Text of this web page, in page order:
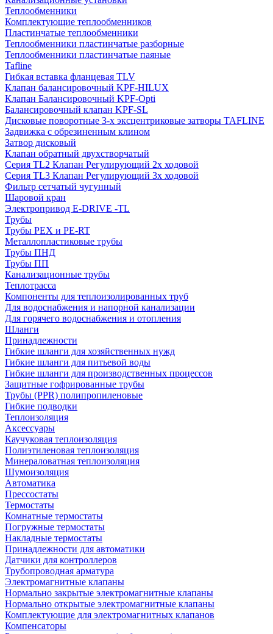
Теплообменники
Комплектующие теплообменников
Пластинчатые теплообменники
Теплообменники пластинчатые разборные
Теплообменники пластинчатые паяные
Tafline
Гибкая вставка фланцевая TLV
Клапан балансировочный KPF-HILUX
Клапан Балансировочный KPF-Opti
Балансировочный клапан KPF-SL
Дисковые поворотные 3-х эксцентриковые затворы TAFLINE
Задвижка с обрезиненным клином
Затвор дисковый
Клапан обратный двухстворчатый
Серия TL2 Клапан Регулирующий 2х ходовой
Серия TL3 Клапан Регулирующий 3х ходовой
Фильтр сетчатый чугунный
Шаровой кран
Электропривод E-DRIVE -TL
Трубы
Трубы PEX и PE-RT
Металлопластиковые трубы
Трубы ПНД
Трубы ПП
Канализационные трубы
Теплотрасса
Компоненты для теплоизолированных труб
Для водоснабжения и напорной канализации
Для горячего водоснабжения и отопления
Шланги
Принадлежности
Гибкие шланги для хозяйственных нужд
Гибкие шланги для питьевой воды
Гибкие шланги для производственных процессов
Защитные гофрированные трубы
Трубы (РРR) полипропиленовые
Гибкие подводки
Теплоизоляция
Аксессуары
Каучуковая теплоизоляция
Полиэтиленовая теплоизоляция
Минераловатная теплоизоляция
Шумоизоляция
Автоматика
Прессостаты
Термостаты
Комнатные термостаты
Погружные термостаты
Накладные термостаты
Принадлежности для автоматики
Датчики для контроллеров
Трубопроводная арматура
Электромагнитные клапаны
Нормально закрытые электромагнитные клапаны
Нормально открытые электромагнитные клапаны
Комплектующие для электромагнитных клапанов
Компенсаторы